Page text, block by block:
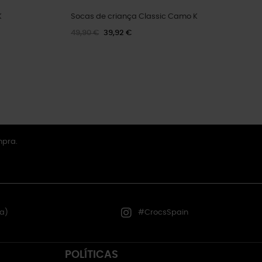
Socas de criança Classic Camo K
49,90 € 39,92 €
#CrocsSpain
POLÍTICAS